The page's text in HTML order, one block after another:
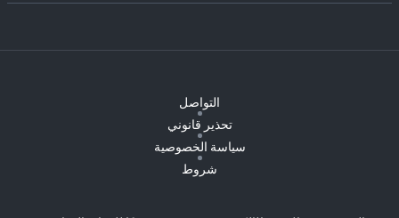
التواصل
تحذير قانوني
سياسة الخصوصية
شروط